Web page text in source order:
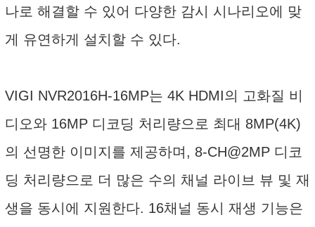
나로 해결할 수 있어 다양한 감시 시나리오에 맞
게 유연하게 설치할 수 있다.
VIGI NVR2016H-16MP는 4K HDMI의 고화질 비
디오와 16MP 디코딩 처리량으로 최대 8MP(4K)
의 선명한 이미지를 제공하며, 8-CH@2MP 디코
딩 처리량으로 더 많은 수의 채널 라이브 뷰 및 재
생을 동시에 지원한다. 16채널 동시 재생 기능은